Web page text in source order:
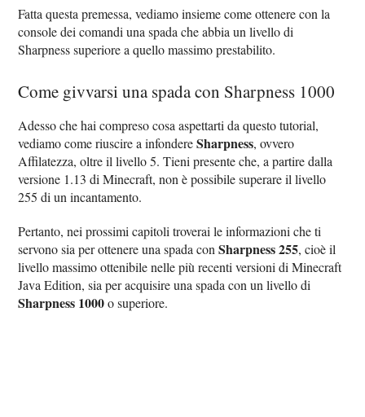
Fatta questa premessa, vediamo insieme come ottenere con la
console dei comandi una spada che abbia un livello di
Sharpness superiore a quello massimo prestabilito.
Come givvarsi una spada con Sharpness 1000
Adesso che hai compreso cosa aspettarti da questo tutorial,
vediamo come riuscire a infondereSharpness, ovvero
Affilatezza, oltre il livello 5. Tieni presente che, a partire dalla
versione 1.13 di Minecraft, non è possibile superare il livello
255 di un incantamento.
Pertanto, nei prossimi capitoli troverai le informazioni che ti
servono sia per ottenere una spada conSharpness 255, cioè il
livello massimo ottenibile nelle più recenti versioni di Minecraft
Java Edition, sia per acquisire una spada con un livello di
Sharpness 1000o superiore.